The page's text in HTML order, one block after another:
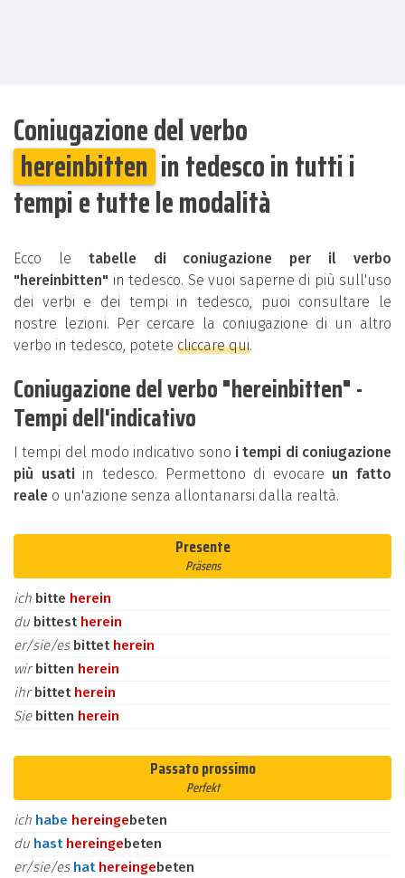
Coniugazione del verbo
hereinbitten in tedesco in tutti i
tempi e tutte le modalità
Ecco le tabelle di coniugazione per il verbo
"hereinbitten" in tedesco. Se vuoi saperne di più sull'uso
dei verbi e dei tempi in tedesco, puoi consultare le
nostre lezioni. Per cercare la coniugazione di un altro
verbo in tedesco, potete cliccare qui.
Coniugazione del verbo "hereinbitten" -
Tempi dell'indicativo
I tempi del modo indicativo sono i tempi di coniugazione
più usati in tedesco. Permettono di evocare un fatto
reale o un'azione senza allontanarsi dalla realtà.
Presente
Präsens
ich bitte herein
du bittest herein
er/sie/es bittet herein
wirbitten herein
ihrbittet herein
Sie bitten herein
Passato prossimo
Perfekt
ich habe hereingebeten
du hast hereingebeten
er/sie/es hat hereingebeten